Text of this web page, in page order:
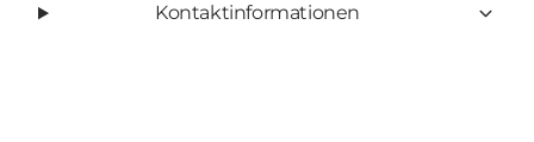
Kontaktinformationen